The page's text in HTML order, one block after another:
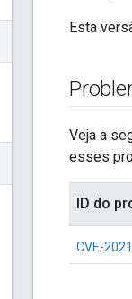
Esta
Veja a
esses
ID do
CVE-